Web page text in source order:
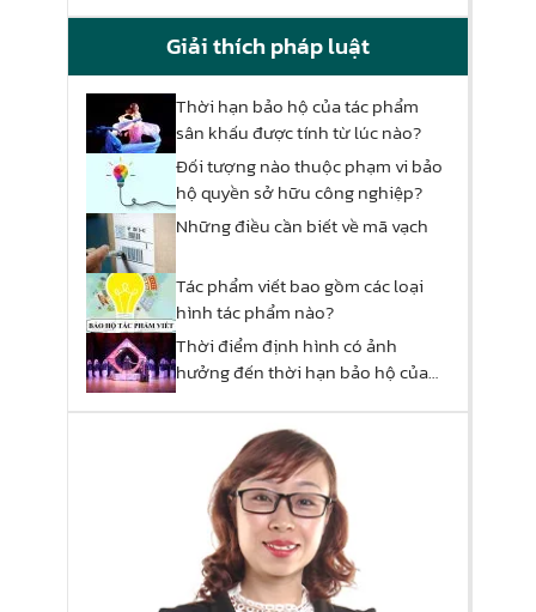
Giải thích pháp luật
Thời hạn bảo hộ của tác phẩm
sân khấu được tính từ lúc nào?
Đối tượng nào thuộc phạm vi bảo
hộ quyền sở hữu công nghiệp?
Những điều cần biết về mã vạch
Tác phẩm viết bao gồm các loại
hình tác phẩm nào?
Thời điểm định hình có ảnh
hưởng đến thời hạn bảo hộ của